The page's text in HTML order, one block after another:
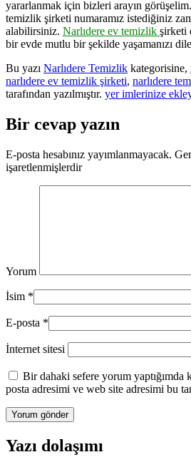
yararlanmak için bizleri arayın
temizlik şirketi numaramız istediğiniz
alabilirsiniz. Narlıdere ev temizlik şirketi
bir evde mutlu bir şekilde yaşamanızı
Bu yazı Narlıdere Temizlik kategorisine,
narlıdere ev temizlik şirketi, narlıdere
tarafından yazılmıştır. yer imlerinize
Bir cevap yazın
E-posta hesabınız yayımlanmayacak.
işaretlenmişlerdir
Yorum
İsim *
E-posta *
İnternet sitesi
Bir dahaki sefere yorum yaptığımda
posta adresimi ve web site adresimi bu
Yazı dolaşımı